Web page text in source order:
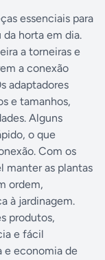
essenciais para
horta em dia.
a torneiras e
a conexão
adaptadores
e tamanhos,
Alguns
o que
Com os
manter as plantas
ordem,
à jardinagem.
produtos,
e fácil
e economia de